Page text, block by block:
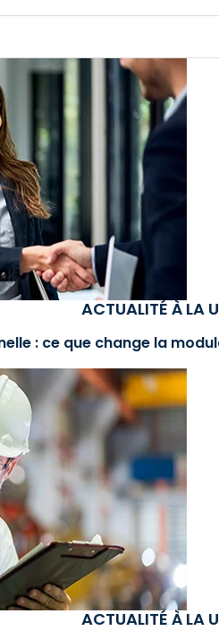
ACTUALITÉ À LA
: ce que change la
ACTUALITÉ À LA